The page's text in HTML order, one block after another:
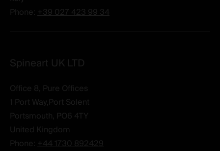
Phone: +39 027 423 99 34
Spineart UK LTD
Office 8, Pure Offices
1 Port Way,Port Solent
Portsmouth, PO6 4TY
United Kingdom
Phone: +44 1730 892429